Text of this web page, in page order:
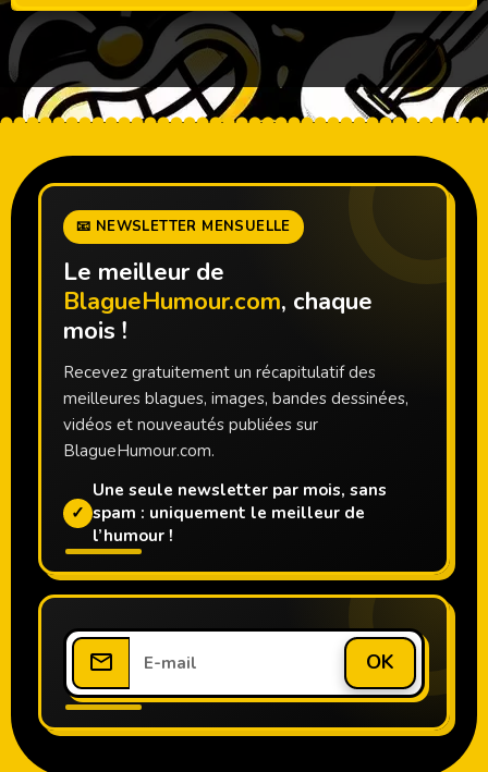
📧 NEWSLETTER MENSUELLE
Le meilleur de
BlagueHumour.com, chaque
mois !
Recevez gratuitement un récapitulatif des
meilleures blagues, images, bandes dessinées,
vidéos et nouveautés publiées sur
BlagueHumour.com.
✓
Une seule newsletter par mois, sans
spam : uniquement le meilleur de
l’humour !
OK